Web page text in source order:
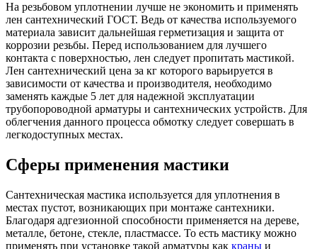
На резьбовом уплотнении лучше не экономить и применять
лен сантехнический ГОСТ. Ведь от качества используемого
материала зависит дальнейшая герметизация и защита от
коррозии резьбы. Перед использованием для лучшего
контакта с поверхностью, лен следует пропитать мастикой.
Лен сантехнический цена за кг которого варьируется в
зависимости от качества и производителя, необходимо
заменять каждые 5 лет для надежной эксплуатации
трубопороводной арматуры и сантехнических устройств. Для
облегчения данного процесса обмотку следует совершать в
легкодоступных местах.
Сферы применения мастики
Сантехническая мастика используется для уплотнения в
местах пустот, возникающих при монтаже сантехники.
Благодаря адгезионной способности применяется на дереве,
металле, бетоне, стекле, пластмассе. То есть мастику можно
применять при установке такой арматуры как краны и